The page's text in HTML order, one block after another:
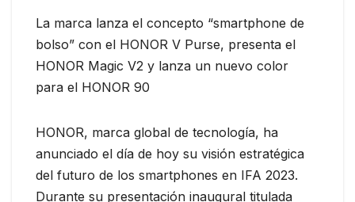
La marca lanza el concepto “smartphone de
bolso” con el HONOR V Purse, presenta el
HONOR Magic V2 y lanza un nuevo color
para el HONOR 90
HONOR, marca global de tecnología, ha
anunciado el día de hoy su visión estratégica
del futuro de los smartphones en IFA 2023.
Durante su presentación inaugural titulada